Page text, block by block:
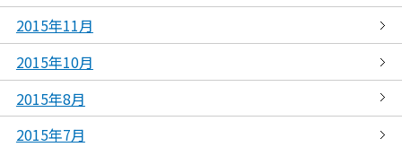
2015年11月
2015年10月
2015年8月
2015年7月